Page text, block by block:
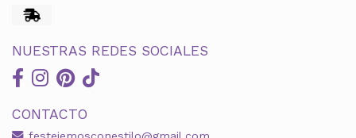
NUESTRAS REDES SOCIALES
CONTACTO
festejemosconestilo@gmail.com